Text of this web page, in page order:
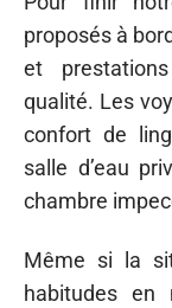
proposés à
et
qualité. Les
confort de
salle d’eau
chambre
Même si la
habitudes en